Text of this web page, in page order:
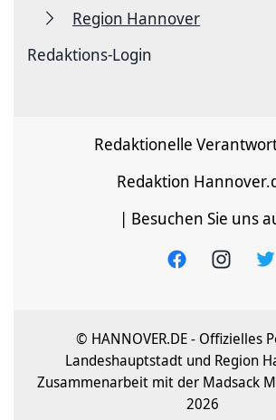
Region Hannover
Redaktions-Login
Redaktionelle
Redaktion
| Besuchen Sie uns
© HANNOVER.DE - Offizielles
Landeshauptstadt und Region
Zusammenarbeit mit der Madsack
2026